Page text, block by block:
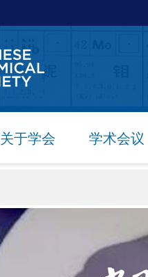
关于学会 学术会议